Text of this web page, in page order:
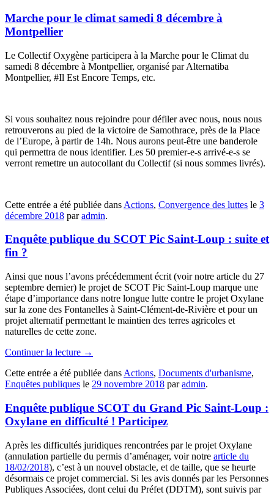
Marche pour le climat samedi 8 décembre à
Montpellier
Le Collectif Oxygène participera à la Marche pour le Climat du
samedi 8 décembre à Montpellier, organisé par Alternatiba
Montpellier, #Il Est Encore Temps, etc.
Si vous souhaitez nous rejoindre pour défiler avec nous, nous nous
retrouverons au pied de la victoire de Samothrace, près de la Place
de l’Europe, à partir de 14h. Nous aurons peut-être une banderole
qui permettra de nous identifier. Les 50 premier-e-s arrivé-e-s se
verront remettre un autocollant du Collectif (si nous sommes livrés).
Cette entrée a été publiée dans Actions, Convergence des luttes le 3
décembre 2018 paradmin.
Enquête publique du SCOT Pic Saint-Loup : suite et
fin ?
Ainsi que nous l’avons précédemment écrit (voir notre article du 27
septembre dernier) le projet de SCOT Pic Saint-Loup marque une
étape d’importance dans notre longue lutte contre le projet Oxylane
sur la zone des Fontanelles à Saint-Clément-de-Rivière et pour un
projet alternatif permettant le maintien des terres agricoles et
naturelles de cette zone.
Continuer la lecture →
Cette entrée a été publiée dans Actions, Documents d'urbanisme,
Enquêtes publiques le 29 novembre 2018 paradmin.
Enquête publique SCOT du Grand Pic Saint-Loup :
Oxylane en difficulté ! Participez
Après les difficultés juridiques rencontrées par le projet Oxylane
(annulation partielle du permis d’aménager, voir notre article du
18/02/2018), c’est à un nouvel obstacle, et de taille, que se heurte
désormais ce projet commercial. Si les avis donnés par les Personnes
Publiques Associées, dont celui du Préfet (DDTM), sont suivis par